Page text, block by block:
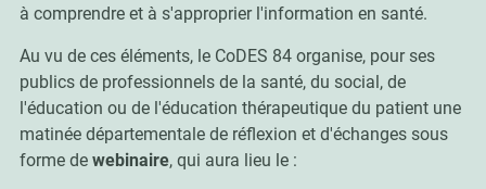
à comprendre et à s'approprier l'information en santé.
Au vu de ces éléments, le CoDES 84 organise, pour ses
publics de professionnels de la santé, du social, de
l'éducation ou de l'éducation thérapeutique du patient une
matinée départementale de réflexion et d'échanges sous
forme de webinaire, qui aura lieu le :